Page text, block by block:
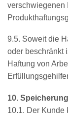
verschwiegenen
9.5. Soweit die
oder beschränkt
Haftung von
10.
10.1. Der Kunde